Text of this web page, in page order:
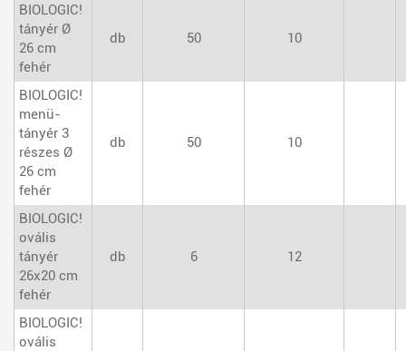
BIOLOGIC!
tányér Ø
26 cm
fehér
db 50 10
BIOLOGIC!
menü-
tányér 3
részes Ø
26 cm
fehér
db 50 10
BIOLOGIC!
ovális
tányér
26x20 cm
fehér
db 6 12
BIOLOGIC!
ovális